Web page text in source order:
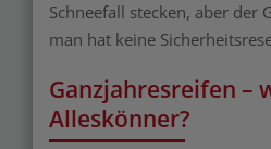
Schneefall stecken, aber der
man hat keine
Ganzjahresreifen –
Alleskönner?